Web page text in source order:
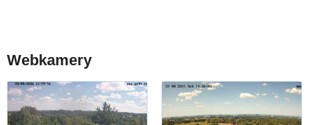
Webkamery